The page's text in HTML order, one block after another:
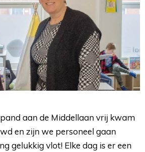
aan de Middellaan vrij kwam
en zijn we personeel gaan
gelukkig vlot! Elke dag is er een